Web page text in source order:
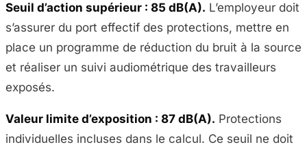
Seuil d’action supérieur : 85 dB(A). L’employeur doit
s’assurer du port effectif des protections, mettre en
place un programme de réduction du bruit à la source
et réaliser un suivi audiométrique des travailleurs
exposés.
Valeur limite d’exposition : 87 dB(A). Protections
individuelles incluses dans le calcul. Ce seuil ne doit